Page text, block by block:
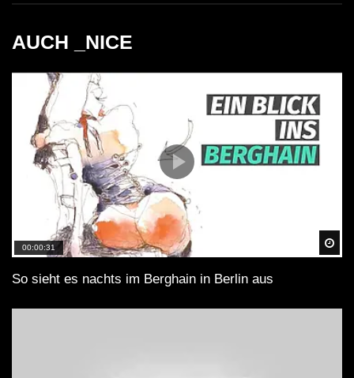
AUCH _NICE
00:00:31
So sieht es nachts im Berghain in Berlin aus